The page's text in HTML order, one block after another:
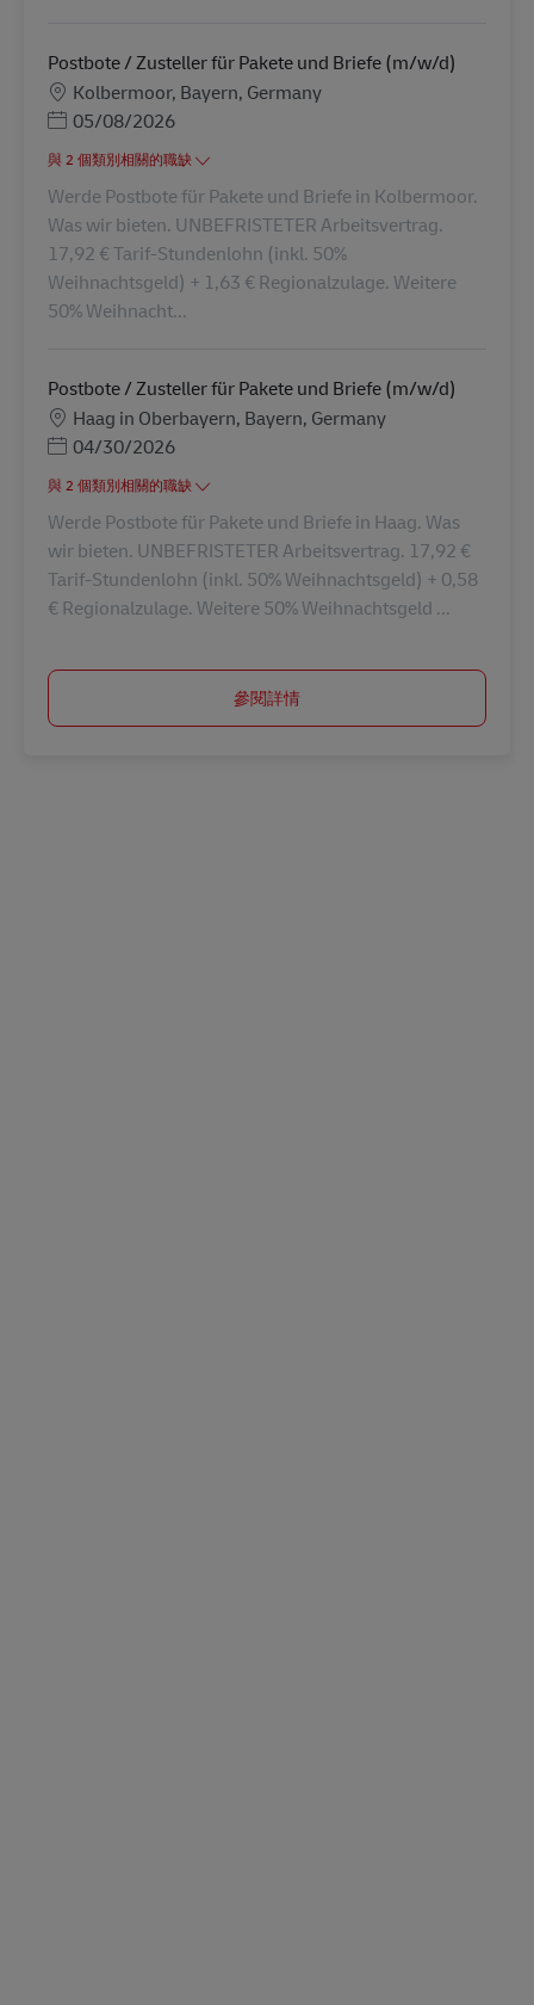
Postbote / Zusteller für Pakete und Briefe (m/w/d)
地點Kolbermoor, Bayern, Germany
Posted Date
05/08/2026
與 2 個類別相關的職缺
Werde Postbote für Pakete und Briefe in Kolbermoor.
Was wir bieten. UNBEFRISTETER Arbeitsvertrag.
17,92 € Tarif-Stundenlohn (inkl. 50%
Weihnachtsgeld) + 1,63 € Regionalzulage. Weitere
50% Weihnacht...
Postbote / Zusteller für Pakete und Briefe (m/w/d)
地點Haag in Oberbayern, Bayern, Germany
Posted Date
04/30/2026
與 2 個類別相關的職缺
Werde Postbote für Pakete und Briefe in Haag. Was
wir bieten. UNBEFRISTETER Arbeitsvertrag. 17,92 €
Tarif-Stundenlohn (inkl. 50% Weihnachtsgeld) + 0,58
€ Regionalzulage. Weitere 50% Weihnachtsgeld ...
參閱詳情